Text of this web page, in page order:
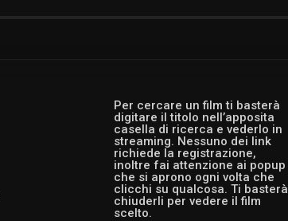
Per cercare un film ti basterà
digitare il titolo nell’apposita
casella di ricerca e vederlo in
streaming. Nessuno dei link
richiede la registrazione,
inoltre fai attenzione ai popup
che si aprono ogni volta che
clicchi su qualcosa. Ti basterà
chiuderli per vedere il film
scelto.